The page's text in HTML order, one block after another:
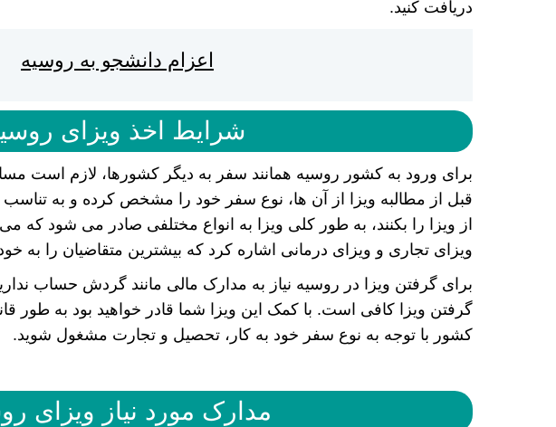
دریافت کنید.
اعزام دانشجو به روسیه
شرایط اخذ ویزای
برای ورود به کشور روسیه همانند سفر به دیگر کشورها، لازم است
قبل از مطالبه ویزا از آن ها، نوع سفر خود را مشخص کرده و به
از ویزا را بکنند، به طور کلی ویزا به انواع مختلفی صادر می شود که
ویزای تجاری و ویزای درمانی اشاره کرد که بیشترین متقاضیان را به
برای گرفتن ویزا در روسیه نیاز به مدارک مالی مانند گردش حساب
گرفتن ویزا کافی است. با کمک این ویزا شما قادر خواهید بود به طور
کشور با توجه به نوع سفر خود به کار، تحصیل و تجارت مشغول شوید.
مدارک مورد نیاز ویزای